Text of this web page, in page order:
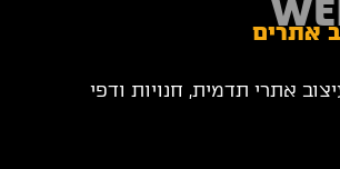
אתרים
אתרי תדמית, חנויות ודפי